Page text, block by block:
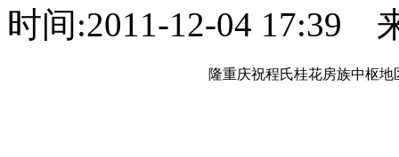
时间:2011-12-04 17:39
隆重庆祝程氏桂花房族中枢